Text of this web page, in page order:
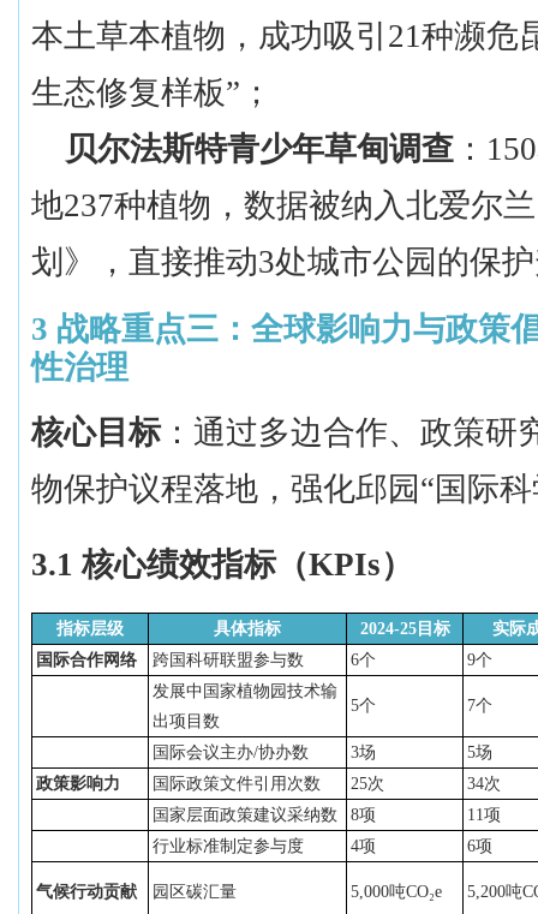
本土草本植物，成功吸引21种濒危
生态修复样板”；
贝尔法斯特青少年草甸调查 ：
地237种植物，数据被纳入北爱尔
划》，直接推动3处城市公园的保
3 战略重点三：全球影响力与政
性治理
核心目标：通过多边合作、政策研
物保护议程落地，强化邱园 “国际
3.1 核心绩效指标（KPIs）
指标层级 具体指标 2024-25目标
实际
国际合作网络
跨国科研联盟参与数 6个
9个
发展中国家植物园技术输
出项目数
5个 7个
国际会议主办/协办数 3场
5场
政策影响力
国际政策文件引用次数 25次
34次
国家层面政策建议采纳数
8项
11项
行业标准制定参与度
4项 6项
气候行动贡献 园区碳汇量 5,000吨CO₂e 5,200吨